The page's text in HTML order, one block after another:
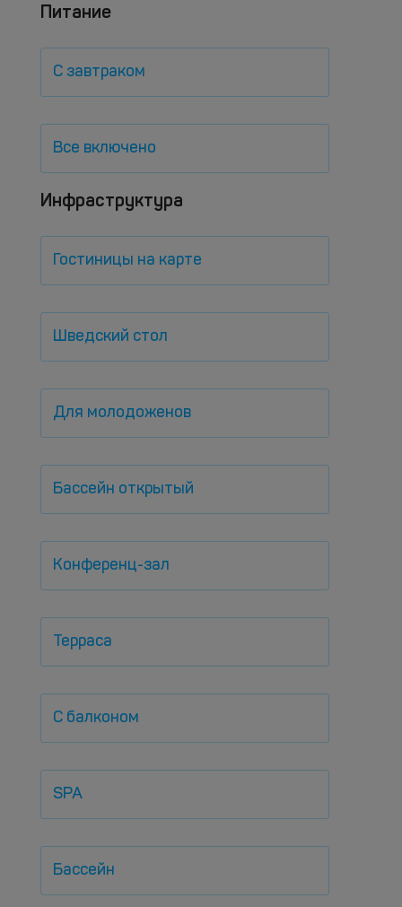
Питание
С завтраком
Все включено
Инфраструктура
Гостиницы на карте
Шведский стол
Для молодоженов
Бассейн открытый
Конференц-зал
Терраса
С балконом
SPA
Бассейн